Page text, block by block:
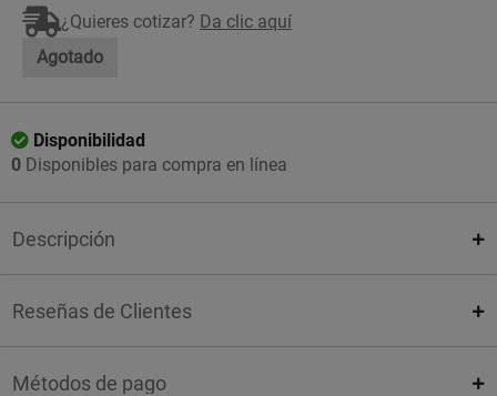
¿Quieres cotizar? Da clic aquí
Agotado
Disponibilidad
0 Disponibles para compra en línea
Descripción
Reseñas de Clientes
Métodos de pago